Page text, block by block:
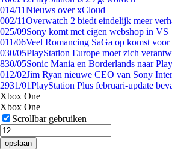
014/11Nieuws over xCloud
002/11Overwatch 2 biedt eindelijk meer
025/09Sony komt met eigen webshop in VS
011/06Veel Romancing SaGa op komst voor
030/05PlayStation Europe moet zich
830/05Sonic Mania en Borderlands naar
012/02Jim Ryan nieuwe CEO van Sony
2931/01PlayStation Plus februari-update
Xbox One
Xbox One
Scrollbar gebruiken
opslaan